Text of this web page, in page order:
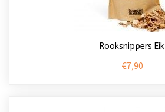
Rooksnippers Eik
€7,90